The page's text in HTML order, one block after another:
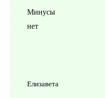
Минусы
нет
Елизавета